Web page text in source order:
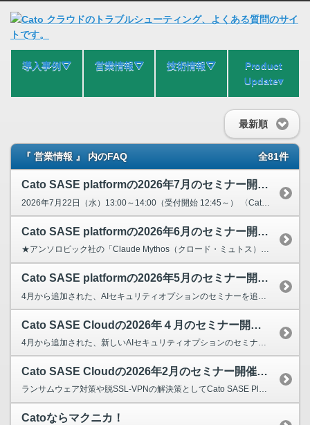
導入事例⛛ 営業情報⛛ 技術情報⛛
Product
Update▾
最新順
『 営業情報 』 内のFAQ 全81件
Cato SASE platformの2026年7月のセミナー開催日を教えてください。
2026年7月22日（水）13:00～14:00（受付開始 12:45～） 〈Cato SASE 入門セミナー〉いつまでゼロトラストを先送りにしますか？ ～AI、DX時代におけるゼロトラスト...
Cato SASE platformの2026年6月のセミナー開催日を教えてください。
★アンソロピック社の「Claude Mythos（クロード・ミュトス）」などで話題の進化の速いAIセキュリティやシャドーAIに対して組織はどのように対応していけばよいでしょうか？AIのセキュリテ...
Cato SASE platformの2026年5月のセミナー開催日を教えてください。
Cato SASE Cloudの2026年４月のセミナー開催日を教えてください。
4月から追加された、新しいAIセキュリティオプションのセミナーも開催しています。 2026年4月10日（月） 13:00～14:00（受付開始 12：45～） 〈CATO Cloud入門セミ...
Cato SASE Cloudの2026年2月のセミナー開催日を教えてください。
ランサムウェア対策や脱SSL-VPNの解決策としてCato SASE Platformへの導入が増えています。 なぜCatoが選ばれるのか？わかりやすく目的別に利点をご説明させて頂きます。 ...
Catoならマクニカ！